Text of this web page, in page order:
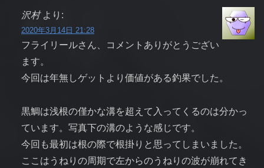
沢村 より:
2020年3月14日 21:28
フライリールさん、コメントありがとうござい
ます。
今回は年無しゲットより価値がある釣果でした。
黒鯛は浅根の僅かな溝を超えて入ってくるのは分かっ
ています。写真下の溝のような感じです。
今回も最初は根の際で根掛りと思ってしまいました。
ここはうねりの周期で左からのうねりの波が崩れてき